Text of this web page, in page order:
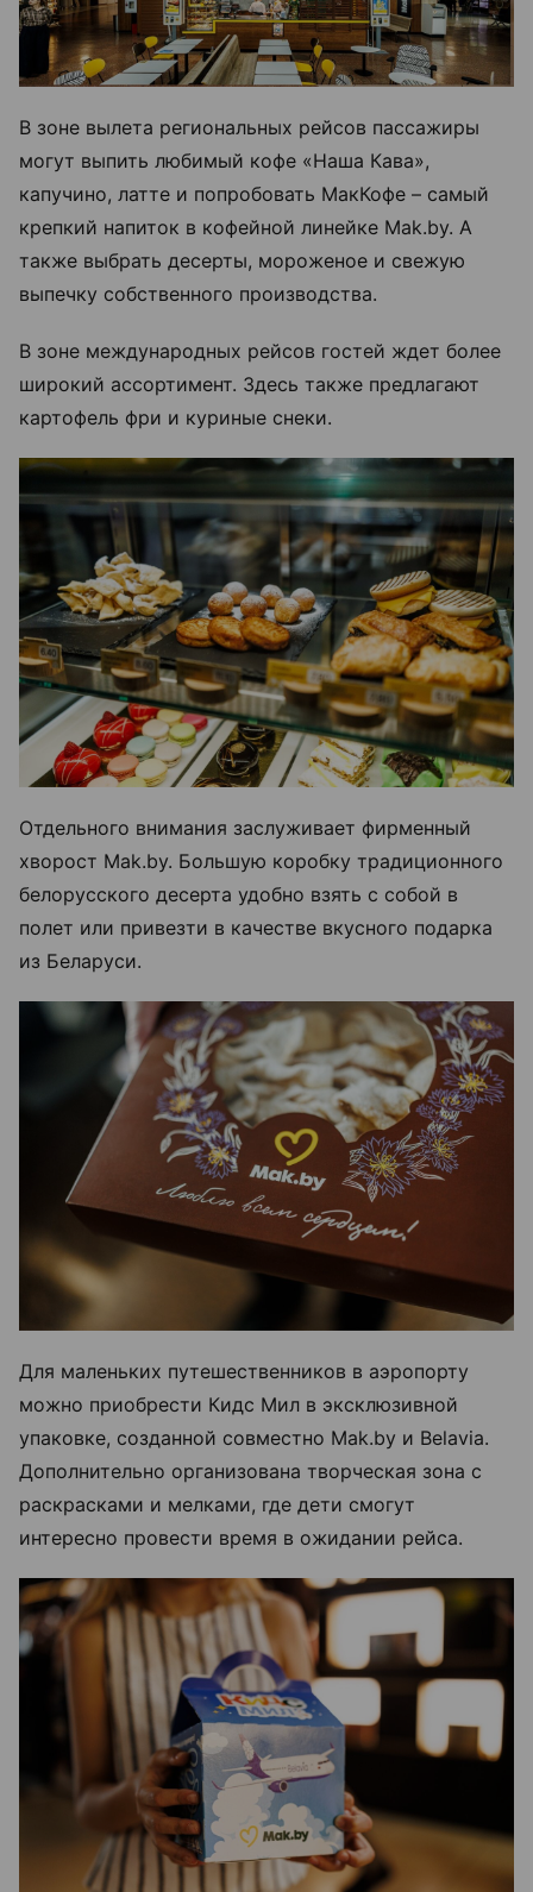
В зоне вылета региональных рейсов пассажиры
могут выпить любимый кофе «Наша Кава»,
капучино, латте и попробовать МакКофе – самый
крепкий напиток в кофейной линейке Mak.by. А
также выбрать десерты, мороженое и свежую
выпечку собственного производства.
В зоне международных рейсов гостей ждет более
широкий ассортимент. Здесь также предлагают
картофель фри и куриные снеки.
Отдельного внимания заслуживает фирменный
хворост Mak.by. Большую коробку традиционного
белорусского десерта удобно взять с собой в
полет или привезти в качестве вкусного подарка
из Беларуси.
Для маленьких путешественников в аэропорту
можно приобрести Кидс Мил в эксклюзивной
упаковке, созданной совместно Mak.by и Belavia.
Дополнительно организована творческая зона с
раскрасками и мелками, где дети смогут
интересно провести время в ожидании рейса.